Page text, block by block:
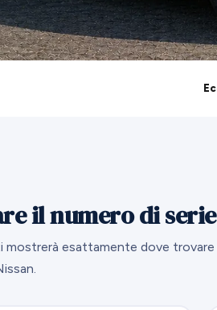
il numero di
mostrerà esattamente dove trovare